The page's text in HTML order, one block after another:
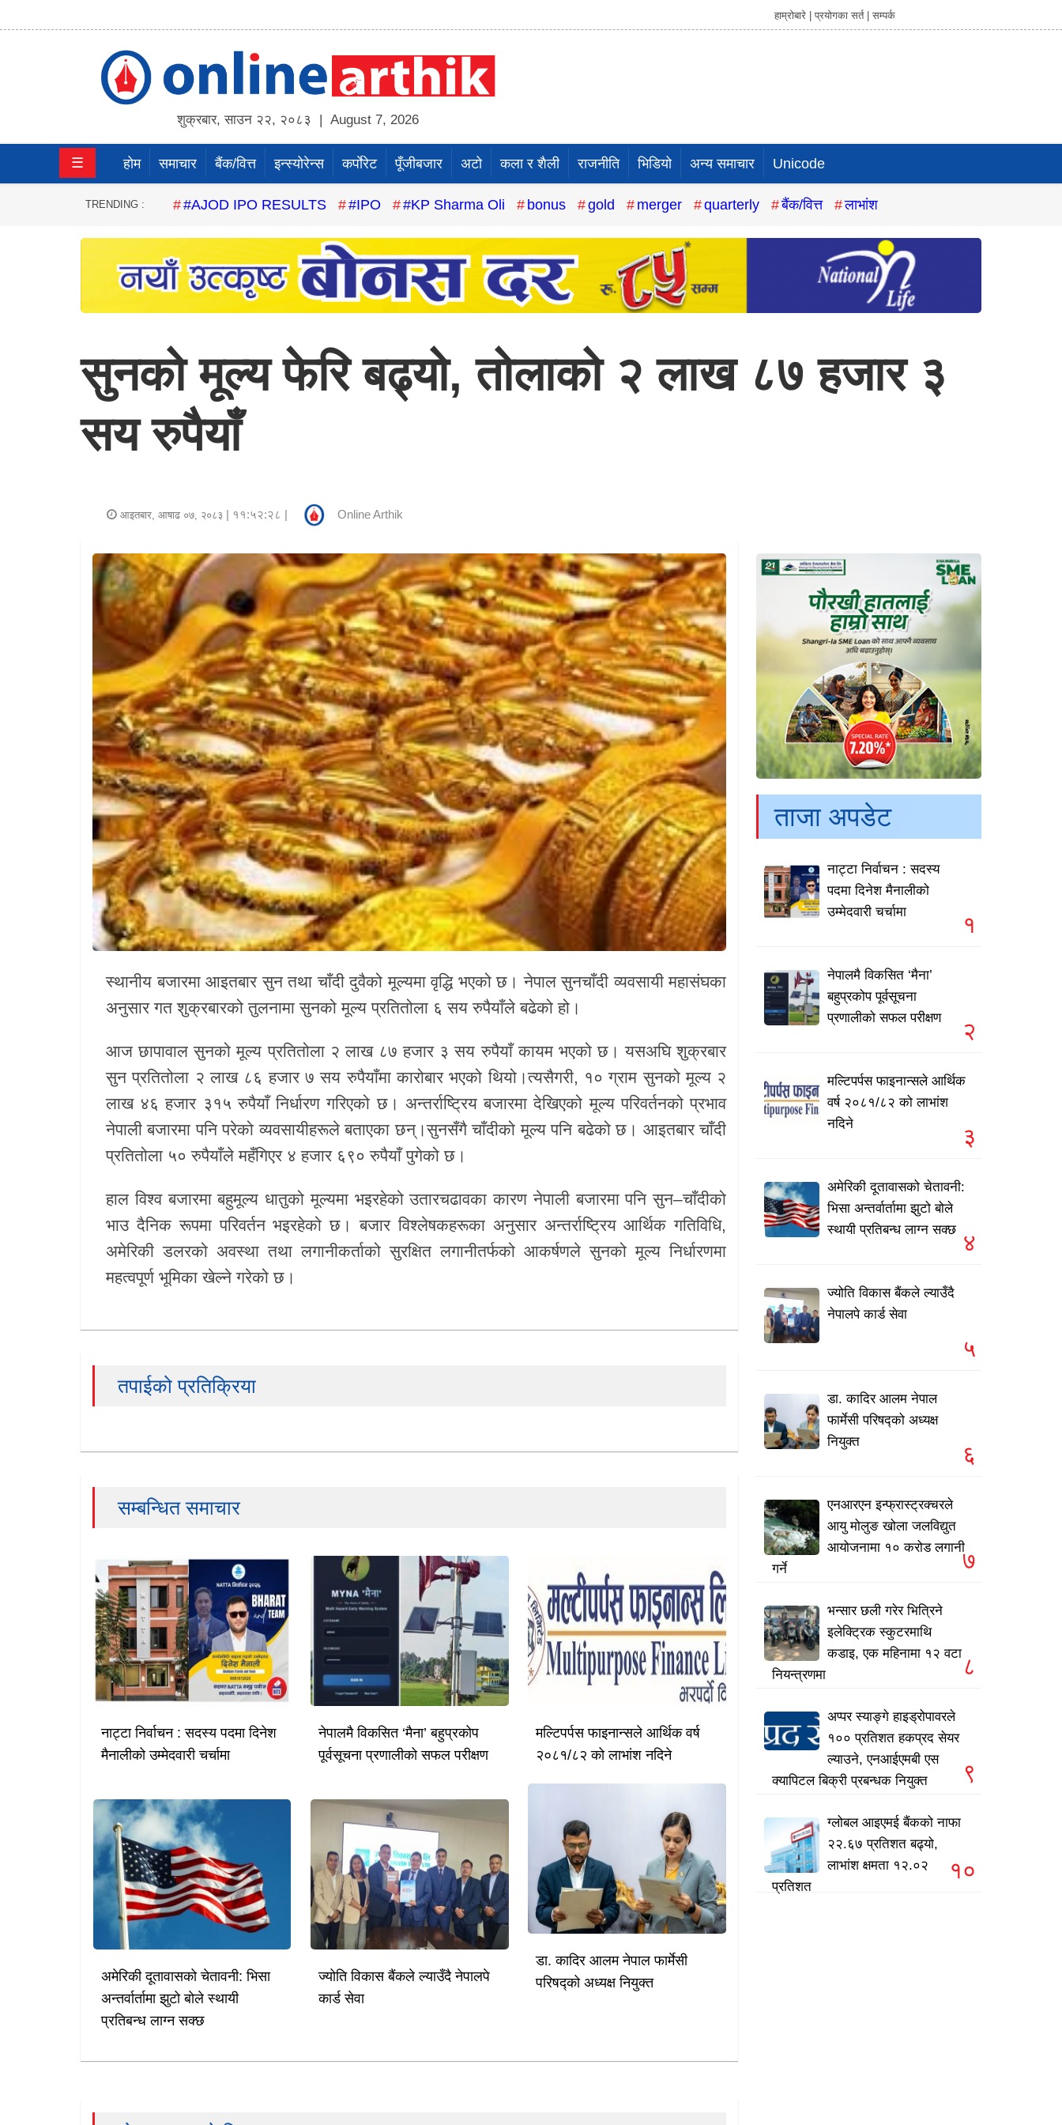
हाम्रोबारे | प्रयोगका सर्त | सम्पर्क
शुक्रबार,साउन २२, २०८३ | August 7, 2026
बैंक/
☰ होम समाचार बैंक/वित्त इन्स्योरेन्स कर्पाेरेट पूँजीबजार अटो कला र शैली राजनीति भिडियो अन्य समाचार Unicode
TRENDING : #AJOD IPO RESULTS #IPO #KP Sharma Oli bonus gold merger quarterly बैंक/वित्त लाभांश
सुनको मूल्य फेरि बढ्यो, तोलाको २ लाख ८७ हजार ३
सय रुपैयाँ
आइतबार, आषाढ ०७, २०८३ | ११:५२:२८ | Online Arthik
स्थानीय बजारमा आइतबार सुन तथा चाँदी दुवैको मूल्यमा वृद्धि भएको छ। नेपाल सुनचाँदी व्यवसायी महासंघका
अनुसार गत शुक्रबारको तुलनामा सुनको मूल्य प्रतितोला ६ सय रुपैयाँले बढेको हो।
आज छापावाल सुनको मूल्य प्रतितोला २ लाख ८७ हजार ३ सय रुपैयाँ कायम भएको छ। यसअघि शुक्रबार
सुन प्रतितोला २ लाख ८६ हजार ७ सय रुपैयाँमा कारोबार भएको थियो।त्यसैगरी, १० ग्राम सुनको मूल्य २
लाख ४६ हजार ३१५ रुपैयाँ निर्धारण गरिएको छ। अन्तर्राष्ट्रिय बजारमा देखिएको मूल्य परिवर्तनको प्रभाव
नेपाली बजारमा पनि परेको व्यवसायीहरूले बताएका छन्।सुनसँगै चाँदीको मूल्य पनि बढेको छ। आइतबार चाँदी
प्रतितोला ५० रुपैयाँले महँगिएर ४ हजार ६९० रुपैयाँ पुगेको छ।
हाल विश्व बजारमा बहुमूल्य धातुको मूल्यमा भइरहेको उतारचढावका कारण नेपाली बजारमा पनि सुन–चाँदीको
भाउ दैनिक रूपमा परिवर्तन भइरहेको छ। बजार विश्लेषकहरूका अनुसार अन्तर्राष्ट्रिय आर्थिक गतिविधि,
अमेरिकी डलरको अवस्था तथा लगानीकर्ताको सुरक्षित लगानीतर्फको आकर्षणले सुनको मूल्य निर्धारणमा
महत्वपूर्ण भूमिका खेल्ने गरेको छ।
तपाईको प्रतिक्रिया
सम्बन्धित समाचार
नाट्टा निर्वाचन : सदस्य पदमा दिनेश
मैनालीको उम्मेदवारी चर्चामा
नेपालमै विकसित ‘मैना’ बहुप्रकोप
पूर्वसूचना प्रणालीको सफल परीक्षण
मल्टिपर्पस फाइनान्सले आर्थिक वर्ष
२०८१/८२ को लाभांश नदिने
अमेरिकी दूतावासको चेतावनी: भिसा
अन्तर्वार्तामा झुटो बोले स्थायी
प्रतिबन्ध लाग्न सक्छ
ज्योति विकास बैंकले ल्याउँदै नेपालपे
कार्ड सेवा
डा. कादिर आलम नेपाल फार्मेसी
परिषद्को अध्यक्ष नियुक्त
ताजा अपडेट
नाट्टा निर्वाचन : सदस्य
पदमा दिनेश मैनालीको
उम्मेदवारी चर्चामा
१
नेपालमै विकसित ‘मैना’
बहुप्रकोप पूर्वसूचना
प्रणालीको सफल परीक्षण
२
मल्टिपर्पस फाइनान्सले आर्थिक
वर्ष २०८१/८२ को लाभांश
नदिने
३
अमेरिकी दूतावासको चेतावनी:
भिसा अन्तर्वार्तामा झुटो बोले
स्थायी प्रतिबन्ध लाग्न सक्छ ४
ज्योति विकास बैंकले ल्याउँदै
नेपालपे कार्ड सेवा
५
डा. कादिर आलम नेपाल
फार्मेसी परिषद्को अध्यक्ष
नियुक्त
६
एनआरएन इन्फ्रास्ट्रक्चरले
आयु मोलुङ खोला जलविद्युत
आयोजनामा १० करोड लगानी
गर्ने
७
भन्सार छली गरेर भित्रिने
इलेक्ट्रिक स्कुटरमाथि
कडाइ, एक महिनामा १२ वटा
नियन्त्रणमा
८
अप्पर स्याङ्गे हाइड्रोपावरले
१०० प्रतिशत हकप्रद सेयर
ल्याउने, एनआईएमबी एस
क्यापिटल बिक्री प्रबन्धक नियुक्त
९
ग्लोबल आइएमई बैंकको नाफा
२२.६७ प्रतिशत बढ्यो,
लाभांश क्षमता १२.०२
प्रतिशत
१०